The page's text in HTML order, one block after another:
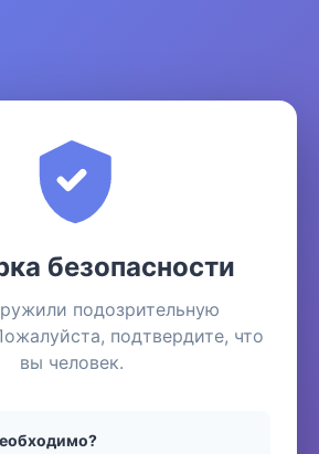
безопасности
подозрительную
подтвердите, что
вы человек.